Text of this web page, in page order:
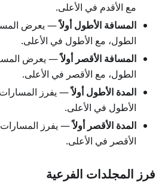
مع الأقدم في الأعلى.
المسافة الأطول أولاً— يعرض
الطول، مع الأطول في الأعلى.
المسافة الأقصر أولاً— يعرض
الطول، مع الأقصر في الأعلى.
المدة الأطول أولاً— يفرز
الأطول في الأعلى.
المدة الأقصر أولاً— يفرز
الأقصر في الأعلى.
فرز المجلدات الفرعية